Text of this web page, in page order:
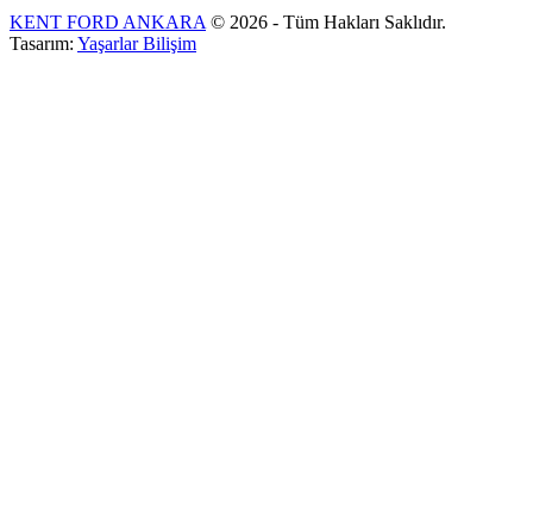
KENT FORD ANKARA © 2026 - Tüm Hakları Saklıdır.
Tasarım: Yaşarlar Bilişim